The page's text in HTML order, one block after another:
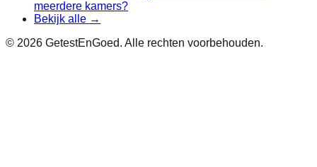
meerdere kamers?
Bekijk alle →
© 2026 GetestEnGoed. Alle rechten voorbehouden.